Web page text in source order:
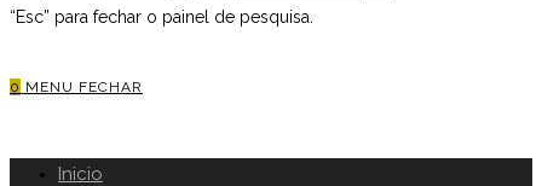
“Esc” para fechar o painel de pesquisa.
0 MENU FECHAR
Inicio